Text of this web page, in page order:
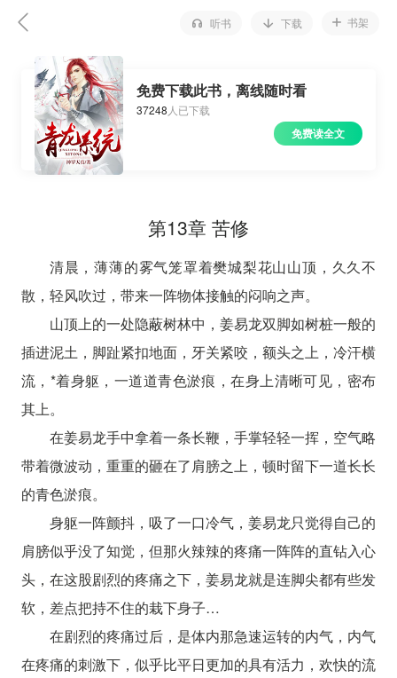
听书 下载 书架
免费下载此书，离线随时看
37248 人已下载
免费读全文
第13章 苦修
清晨，薄薄的雾气笼罩着樊城梨花山山顶，久久不
散，轻风吹过，带来一阵物体接触的闷响之声。
山顶上的一处隐蔽树林中，姜易龙双脚如树桩一般的
插进泥土，脚趾紧扣地面，牙关紧咬，额头之上，冷汗横
流，*着身躯，一道道青色淤痕，在身上清晰可见，密布
其上。
在姜易龙手中拿着一条长鞭，手掌轻轻一挥，空气略
带着微波动，重重的砸在了肩膀之上，顿时留下一道长长
的青色淤痕。
身躯一阵颤抖，吸了一口冷气，姜易龙只觉得自己的
肩膀似乎没了知觉，但那火辣辣的疼痛一阵阵的直钻入心
头，在这股剧烈的疼痛之下，姜易龙就是连脚尖都有些发
软，差点把持不住的栽下身子…
在剧烈的疼痛过后，是体内那急速运转的内气，内气
在疼痛的刺激下，似乎比平日更加的具有活力，欢快的流